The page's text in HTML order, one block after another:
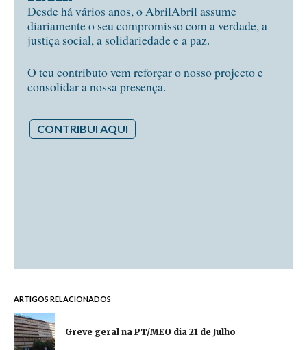
Desde há vários anos, o AbrilAbril assume
diariamente o seu compromisso com a verdade, a
justiça social, a solidariedade e a paz.
O teu contributo vem reforçar o nosso projecto e
consolidar a nossa presença.
CONTRIBUI AQUI
ARTIGOS RELACIONADOS
Greve geral na PT/MEO dia 21 de Julho